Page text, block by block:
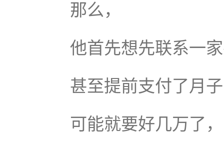
那么，
他首先想先联系一
甚至提前支付了月
可能就要好几万了，